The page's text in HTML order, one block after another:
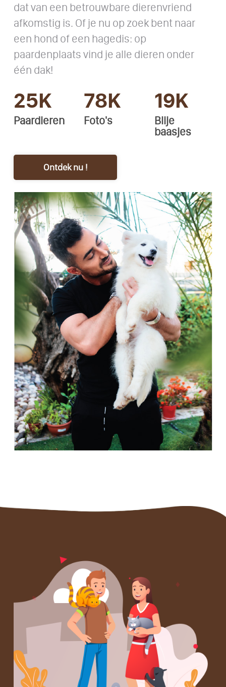
dat van een betrouwbare dierenvriend
afkomstig is. Of je nu op zoek bent naar
een hond of een hagedis: op
paardenplaats vind je alle dieren onder
één dak!
25K
Paardieren
78K
Foto's
19K
Blije
baasjes
Ontdek nu !